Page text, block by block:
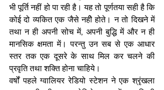
भी पूर्ति नहीं हो पा रही है। यह तो पूर्णतया सही है कि
कोई दो व्यकित एक जैसे नहीे होते। न तो दिखने में
तथा न ही अपनी सोच में, अपनी बुद्धि में और न ही
मानसिक क्षमता में। परन्तु उन सब से एक आधार
स्तर तक एक दूसरे के साथ मिल कर चलने की
प्रवृति तथा शक्ति होना चाहिये।
वर्षों पहले ग्वालियर रेडियो स्टेशन ने एक श्रृंखला